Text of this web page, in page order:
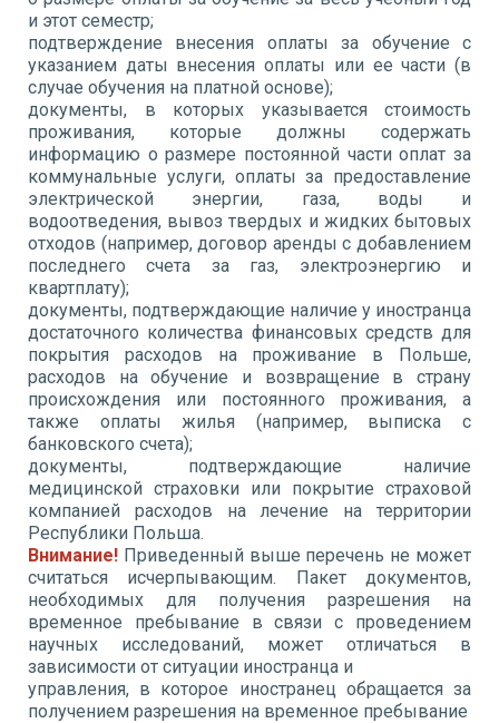
и этот семестр;
подтверждение внесения оплаты за обучение с
указанием даты внесения оплаты или ее части (в
случае обучения на платной основе);
документы, в которых указывается стоимость
проживания, которые должны содержать
информацию о размере постоянной части оплат за
коммунальные услуги, оплаты за предоставление
электрической энергии, газа, воды и
водоотведения, вывоз твердых и жидких бытовых
отходов (например, договор аренды с добавлением
последнего счета за газ, электроэнергию и
квартплату);
документы, подтверждающие наличие у иностранца
достаточного количества финансовых средств для
покрытия расходов на проживание в Польше,
расходов на обучение и возвращение в страну
происхождения или постоянного проживания, а
также оплаты жилья (например, выписка с
банковского счета);
документы, подтверждающие наличие
медицинской страховки или покрытие страховой
компанией расходов на лечение на территории
Республики Польша.
Внимание! Приведенный выше перечень не может
считаться исчерпывающим. Пакет документов,
необходимых для получения разрешения на
временное пребывание в связи с проведением
научных исследований, может отличаться в
зависимости от ситуации иностранца и
управления, в которое иностранец обращается за
получением разрешения на временное пребывание